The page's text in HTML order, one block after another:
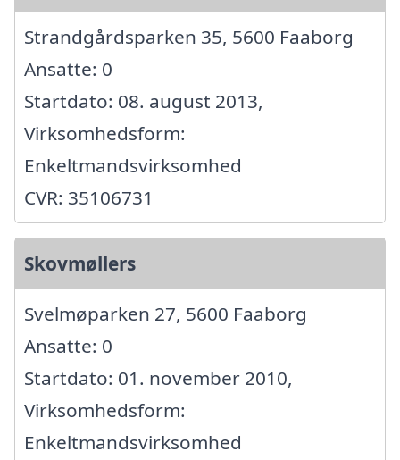
Strandgårdsparken 35, 5600 Faaborg
Ansatte: 0
Startdato: 08. august 2013,
Virksomhedsform:
Enkeltmandsvirksomhed
CVR: 35106731
Skovmøllers
Svelmøparken 27, 5600 Faaborg
Ansatte: 0
Startdato: 01. november 2010,
Virksomhedsform:
Enkeltmandsvirksomhed